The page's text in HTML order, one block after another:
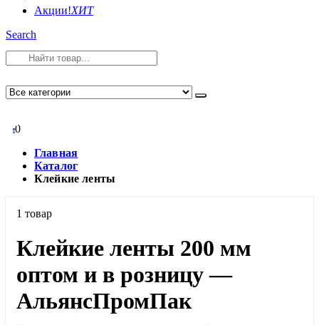
Акции!ХИТ
Search
00
Главная
Каталог
Клейкие ленты
1 товар
Клейкие ленты 200 мм
оптом и в розницу —
АльянсПромПак